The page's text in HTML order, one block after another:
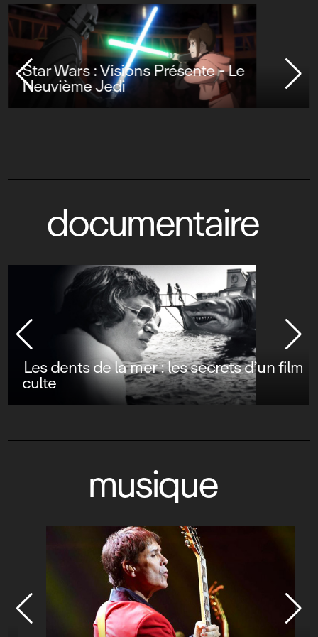
Star Wars : Visions Présente - Le
Neuvième Jedi
documentaire
Les dents de la mer : les secrets d’un film
culte
musique